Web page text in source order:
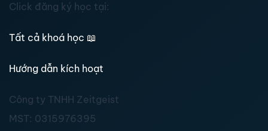
Click đăng ký học tại:
Tất cả khoá học 📖
Hướng dẫn kích hoạt
Công ty TNHH Zeitgeist
MST: 0315976395